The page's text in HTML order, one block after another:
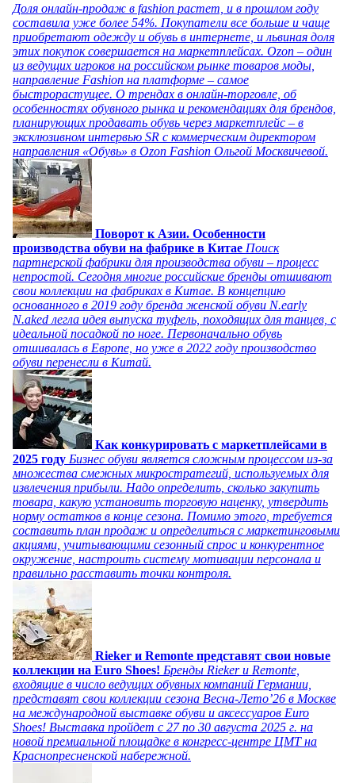
Доля онлайн-продаж в fashion растет, и в прошлом году
составила уже более 54%. Покупатели все больше и чаще
приобретают одежду и обувь в интернете, и львиная доля
этих покупок совершается на маркетплейсах. Ozon – один
из ведущих игроков на российском рынке товаров моды,
направление Fashion на платформе – самое
быстрорастущее. О трендах в онлайн-торговле, об
особенностях обувного рынка и рекомендациях для брендов,
планирующих продавать обувь через маркетплейс – в
эксклюзивном интервью SR с коммерческим директором
направления «Обувь» в Ozon Fashion Ольгой Москвичевой.
Поворот к Азии. Особенности
производства обуви на фабрике в Китае Поиск
партнерской фабрики для производства обуви – процесс
непростой. Сегодня многие российские бренды отшивают
свои коллекции на фабриках в Китае. В концепцию
основанного в 2019 году бренда женской обуви N.early
N.aked легла идея выпуска туфель, походящих для танцев, с
идеальной посадкой по ноге. Первоначально обувь
отшивалась в Европе, но уже в 2022 году производство
обуви перенесли в Китай.
Как конкурировать с маркетплейсами в
2025 году Бизнес обуви является сложным процессом из-за
множества смежных микростратегий, используемых для
извлечения прибыли. Надо определить, сколько закупить
товара, какую установить торговую наценку, утвердить
норму остатков в конце сезона. Помимо этого, требуется
составить план продаж и определиться с маркетинговыми
акциями, учитывающими сезонный спрос и конкурентное
окружение, настроить систему мотивации персонала и
правильно расставить точки контроля.
Rieker и Remonte представят свои новые
коллекции на Euro Shoes! Бренды Rieker и Remonte,
входящие в число ведущих обувных компаний Германии,
представят свои коллекции сезона Весна-Лето’26 в Москве
на международной выставке обуви и аксессуаров Euro
Shoes! Выставка пройдет c 27 по 30 августа 2025 г. на
новой премиальной площадке в конгресс-центре ЦМТ на
Краснопресненской набережной.